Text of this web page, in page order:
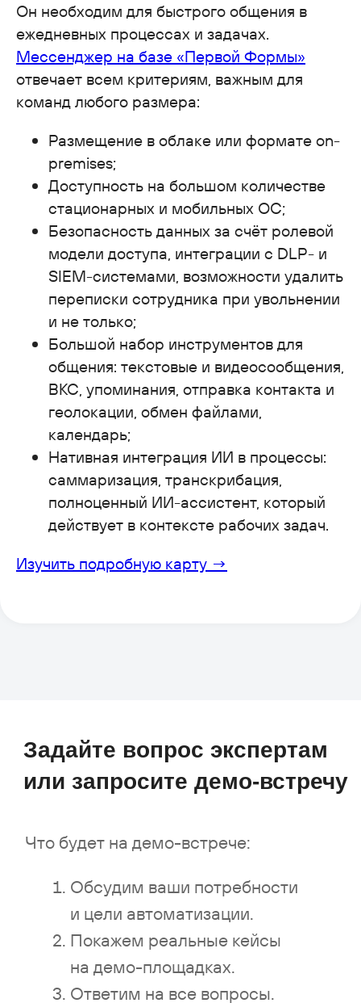
Он необходим для быстрого общения в
ежедневных процессах и задачах.
Мессенджер на базе «Первой Формы»
отвечает всем критериям, важным для
команд любого размера:
Размещение в облаке или формате on-
premises;
Доступность на большом количестве
стационарных и мобильных ОС;
Безопасность данных за счёт ролевой
модели доступа, интеграции с DLP- и
SIEM-системами, возможности удалить
переписки сотрудника при увольнении
и не только;
Большой набор инструментов для
общения: текстовые и видеосообщения,
ВКС, упоминания, отправка контакта и
геолокации, обмен файлами,
календарь;
Нативная интеграция ИИ в процессы:
саммаризация, транскрибация,
полноценный ИИ-ассистент, который
действует в контексте рабочих задач.
Изучить подробную карту →
Что будет на демо-встрече:
Обсудим ваши потребности
и цели автоматизации.
Покажем реальные кейсы
на демо-площадках.
Ответим на все вопросы.
Отправить
Нажимая на кнопку, я принимаюсоглашение
Задайте вопрос экспертам
или запросите демо-встречу
Решение идеально